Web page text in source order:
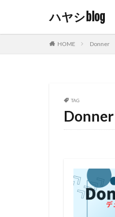
ハヤシblog
HOME Donner
TAG
Donner